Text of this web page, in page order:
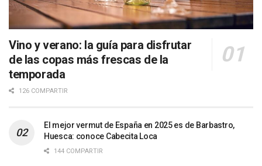
Vino y verano: la guía para disfrutar
de las copas más frescas de la
temporada
126 COMPARTIR
El mejor vermut de España en 2025 es de Barbastro,
Huesca: conoce Cabecita Loca
144 COMPARTIR